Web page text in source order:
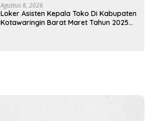
Agustus 8, 2026
Loker Asisten Kepala Toko Di Kabupaten
Kotawaringin Barat Maret Tahun 2025